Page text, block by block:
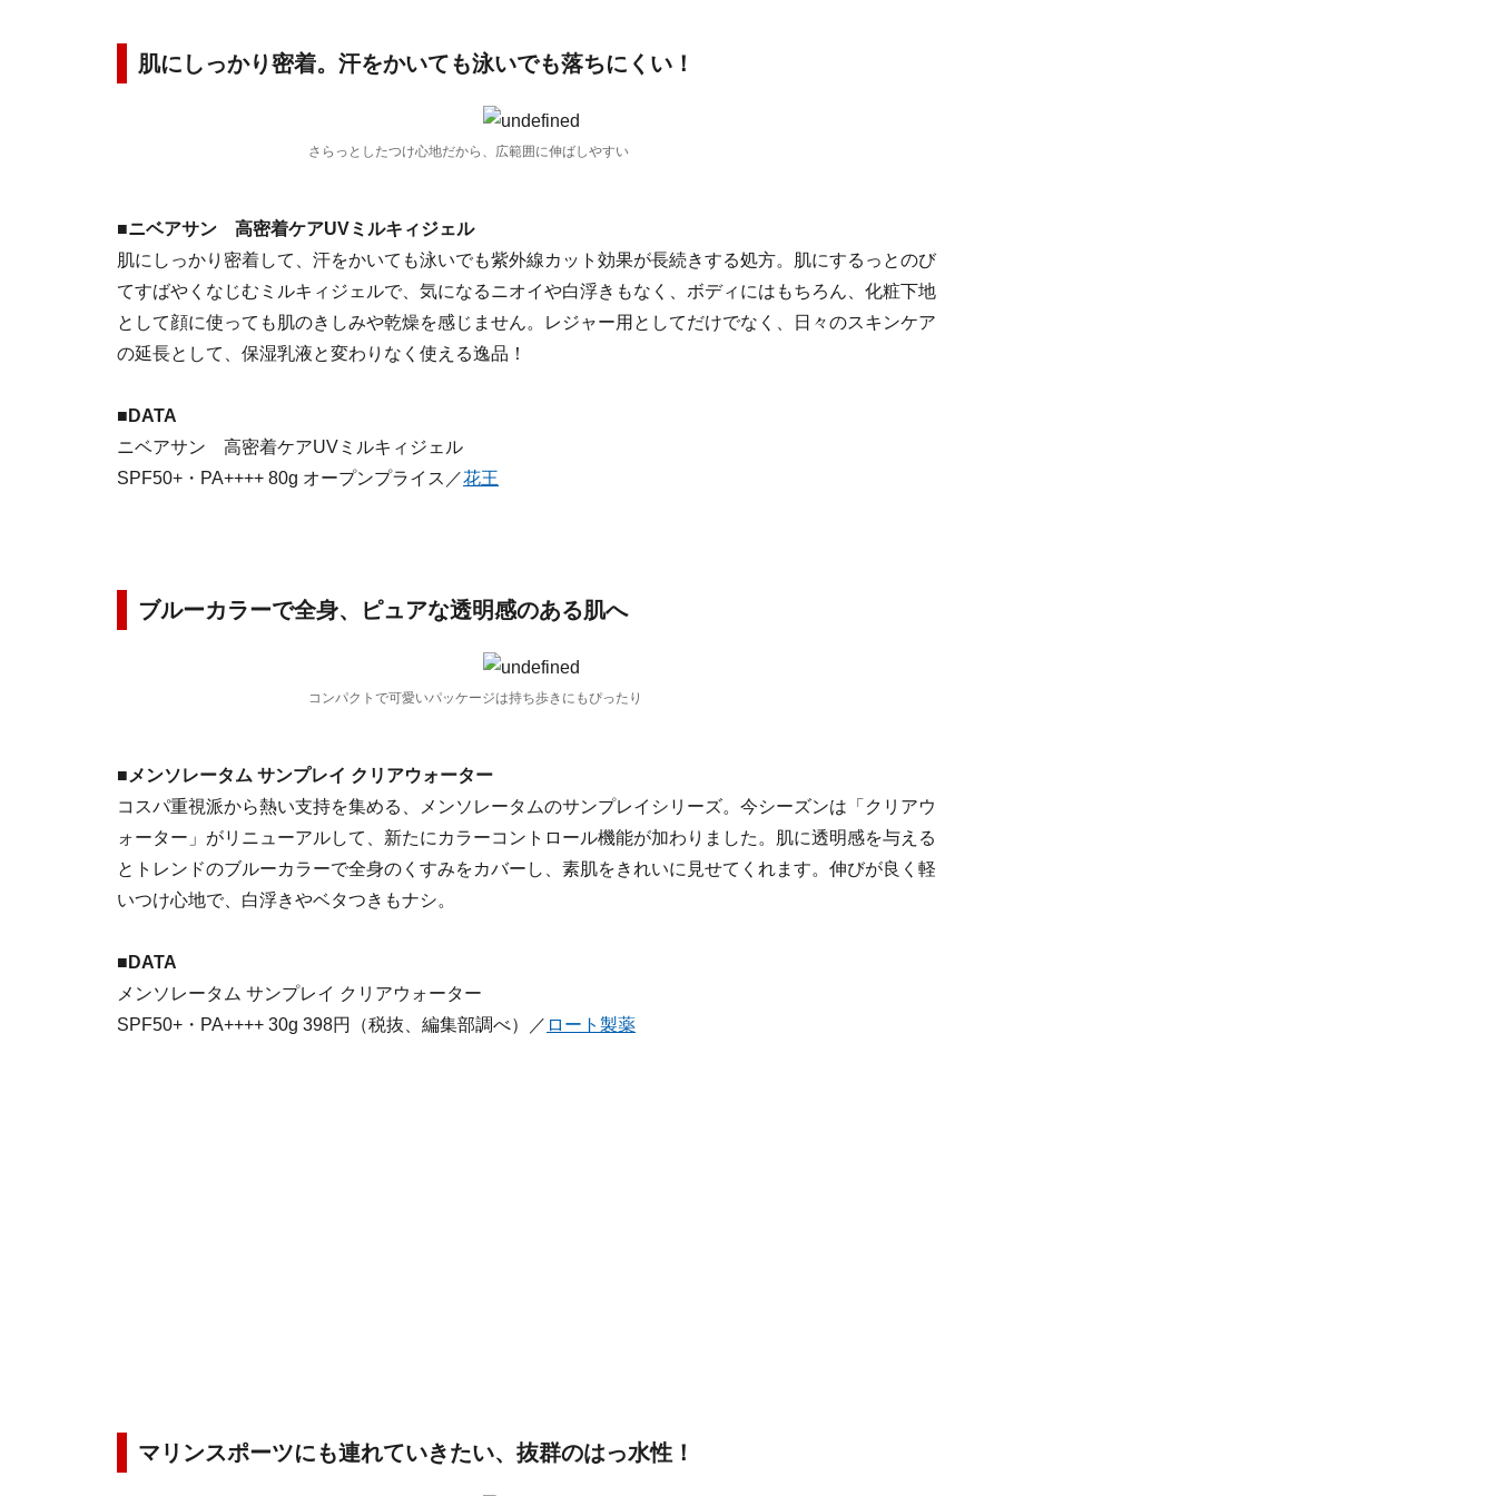
肌にしっかり密着。汗をかいても泳いでも落ちにくい！
さらっとしたつけ心地だから、広範囲に伸ばしやすい
■ニベアサン 高密着ケアUVミルキィジェル
肌にしっかり密着して、汗をかいても泳いでも紫外線カット効果が長続きする処方。肌にするっとのび
てすばやくなじむミルキィジェルで、気になるニオイや白浮きもなく、ボディにはもちろん、化粧下地
として顔に使っても肌のきしみや乾燥を感じません。レジャー用としてだけでなく、日々のスキンケア
の延長として、保湿乳液と変わりなく使える逸品！
■DATA
ニベアサン 高密着ケアUVミルキィジェル
SPF50+・PA++++ 80g オープンプライス／花王
ブルーカラーで全身、ピュアな透明感のある肌へ
コンパクトで可愛いパッケージは持ち歩きにもぴったり
■メンソレータム サンプレイ クリアウォーター
コスパ重視派から熱い支持を集める、メンソレータムのサンプレイシリーズ。今シーズンは「クリアウ
ォーター」がリニューアルして、新たにカラーコントロール機能が加わりました。肌に透明感を与える
とトレンドのブルーカラーで全身のくすみをカバーし、素肌をきれいに見せてくれます。伸びが良く軽
いつけ心地で、白浮きやベタつきもナシ。
■DATA
メンソレータム サンプレイ クリアウォーター
SPF50+・PA++++ 30g 398円（税抜、編集部調べ）／ ロート製薬
マリンスポーツにも連れていきたい、抜群のはっ水性！